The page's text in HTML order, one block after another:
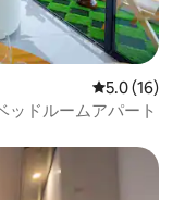
レビュー16
5.0 (16)
ッドルームアパート